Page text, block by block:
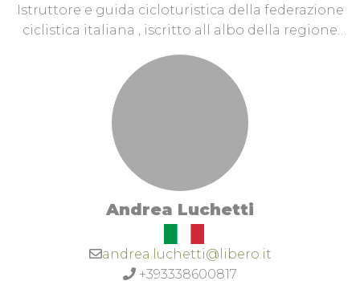
Istruttore e guida cicloturistica della federazione
ciclistica italiana , iscritto all albo della regione
accompagnamento in mtb provincia an / mc ,
soprattutto nella riserva del San vicino e canfaito ,
esatrail e nel territorio fabrianese, nonché nei
vari bike park delle Marche. Sono di base nel bike
hotel "le casette " di Cerreto d'Esi (AN) dove
gestisco il bike center e il noleggio ebike.
Andrea Luchetti
andrea.luchetti@libero.it
+393338600817